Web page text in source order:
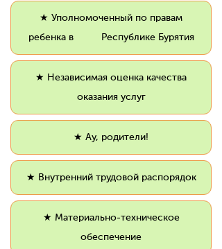
★ Уполномоченный по правам
ребенка в Республике Бурятия
★ Независимая оценка качества
оказания услуг
★ Ау, родители!
★ Внутренний трудовой распорядок
★ Материально-техническое
обеспечение